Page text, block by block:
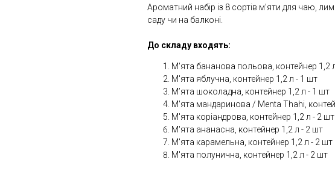
Ароматний набір із 8 сортів м’яти для чаю,
саду чи на балконі.
До складу входять:
М'ята бананова польова, контейнер 1,2
М'ята яблучна, контейнер 1,2 л - 1 шт
М’ята шоколадна, контейнер 1,2 л - 1 шт
М'ята мандаринова / Menta Thahi,
М'ята коріандрова, контейнер 1,2 л - 2 шт
М'ята ананасна, контейнер 1,2 л - 2 шт
М'ята карамельна, контейнер 1,2 л - 2 шт
М'ята полунична, контейнер 1,2 л - 2 шт